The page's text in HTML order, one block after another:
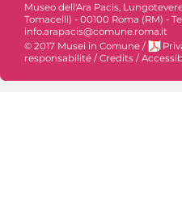
Museo dell'Ara Pacis,
Tomacelli) - 00100 Roma (RM) -
info.arapacis@comune.roma.it
© 2017 Musei in Comune /
responsabilité / Credits /